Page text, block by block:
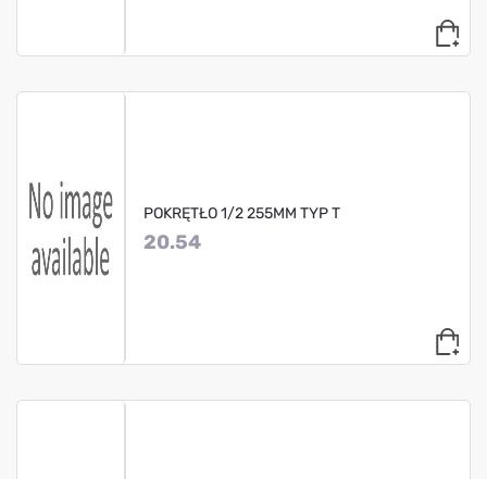
POKRĘTŁO 1/2 255MM TYP T
20.54